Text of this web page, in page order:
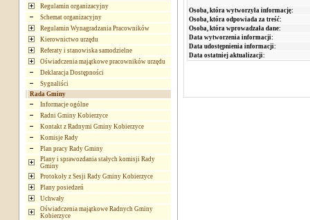
Regulamin organizacyjny
Schemat organizacyjny
Regulamin Wynagradzania Pracowników
Kierownictwo urzędu
Referaty i stanowiska samodzielne
Oświadczenia majątkowe pracowników urzędu
Deklaracja Dostępności
Sygnaliści
Rada Gminy
Informacje ogólne
Radni Gminy Kobierzyce
Kontakt z Radnymi Gminy Kobierzyce
Komisje Rady
Plan pracy Rady Gminy
Plany i sprawozdania stałych komisji Rady
Gminy
Protokoły z Sesji Rady Gminy Kobierzyce
Plany posiedzeń
Uchwały
Oświadczenia majątkowe Radnych Gminy
Kobierzyce
Osoba, która wytworzyła informację:
Osoba, która odpowiada za treść:
Osoba, która wprowadzała dane:
Data wytworzenia informacji:
Data udostępnienia informacji:
Data ostatniej aktualizacji: